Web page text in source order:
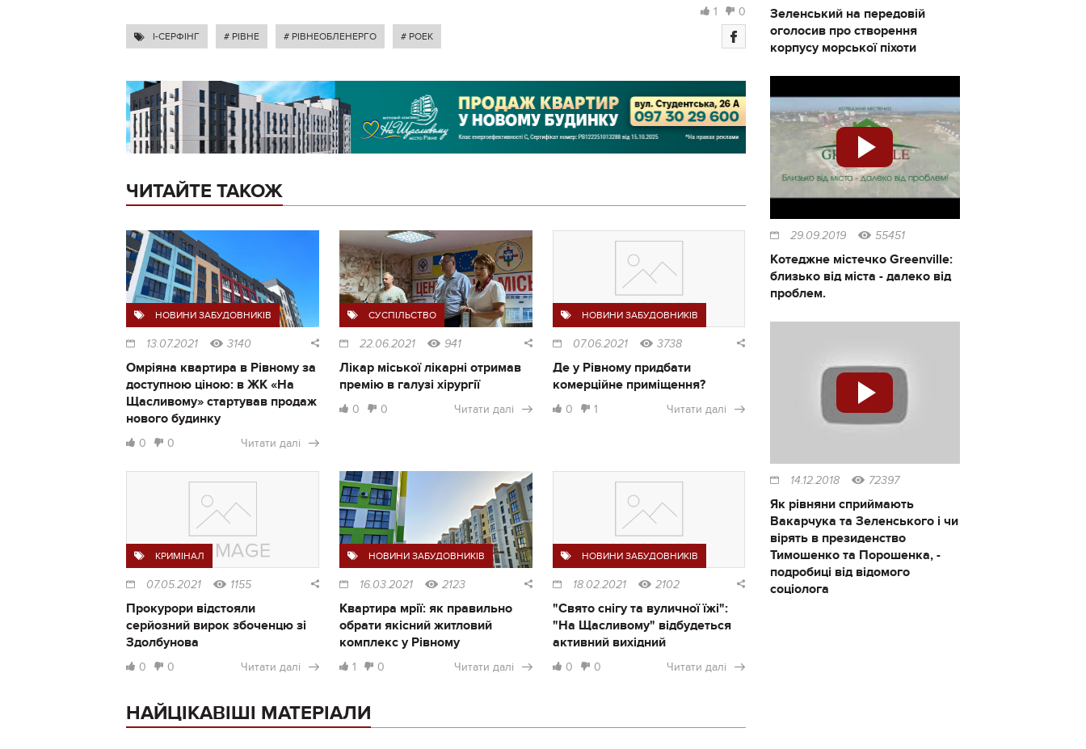
1 0
I-СЕРФІНГ # РІВНЕ # РІВНЕОБЛЕНЕРГО # РОЕК
ЧИТАЙТЕ ТАКОЖ
НОВИНИ ЗАБУДОВНИКІВ
13.07.2021 3140
Омріяна квартира в Рівному за
доступною ціною: в ЖК «На
Щасливому» стартував продаж
нового будинку
0 0 Читати далі
СУСПІЛЬСТВО
22.06.2021 941
Лікар міської лікарні отримав
премію в галузі хірургії
0 0 Читати далі
НОВИНИ ЗАБУДОВНИКІВ
07.06.2021 3738
Де у Рівному придбати
комерційне приміщення?
0 1 Читати далі
КРИМІНАЛ
07.05.2021 1155
Прокурори відстояли
серйозний вирок збоченцю зі
Здолбунова
0 0 Читати далі
НОВИНИ ЗАБУДОВНИКІВ
16.03.2021 2123
Квартира мрії: як правильно
обрати якісний житловий
комплекс у Рівному
1 0 Читати далі
НОВИНИ ЗАБУДОВНИКІВ
18.02.2021 2102
"Свято снігу та вуличної їжі":
"На Щасливому" відбудеться
активний вихідний
0 0 Читати далі
НАЙЦІКАВІШІ МАТЕРІАЛИ
Зеленський на передовій
оголосив про створення
корпусу морської піхоти
29.09.2019 55451
Котеджне містечко Greenville:
близько від міста - далеко від
проблем.
14.12.2018 72397
Як рівняни сприймають
Вакарчука та Зеленського і чи
вірять в президенство
Тимошенко та Порошенка, -
подробиці від відомого
соціолога